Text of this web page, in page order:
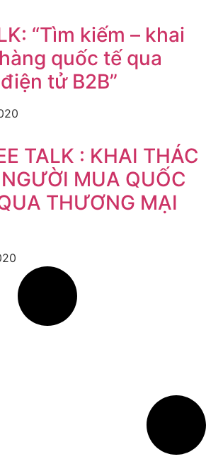
“Tìm kiếm – khai
quốc tế qua
tử B2B”
TALK : KHAI THÁC
MUA QUỐC
THƯƠNG MẠI